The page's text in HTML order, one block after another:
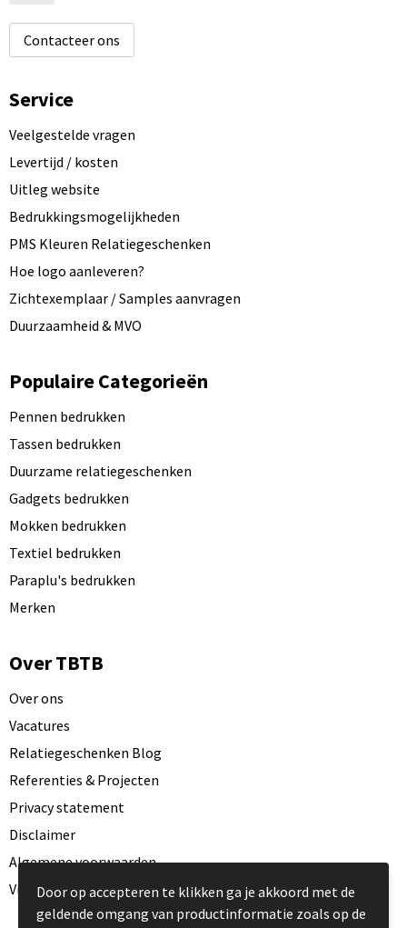
Contacteer ons
Service
Veelgestelde vragen
Levertijd / kosten
Uitleg website
Bedrukkingsmogelijkheden
PMS Kleuren Relatiegeschenken
Hoe logo aanleveren?
Zichtexemplaar / Samples aanvragen
Duurzaamheid & MVO
Populaire Categorieën
Pennen bedrukken
Tassen bedrukken
Duurzame relatiegeschenken
Gadgets bedrukken
Mokken bedrukken
Textiel bedrukken
Paraplu's bedrukken
Merken
Over TBTB
Over ons
Vacatures
Relatiegeschenken Blog
Referenties & Projecten
Privacy statement
Disclaimer
Algemene voorwaarden
Visit our EU website
Door op accepteren te klikken ga je akkoord met de
geldende omgang van productinformatie zoals op de